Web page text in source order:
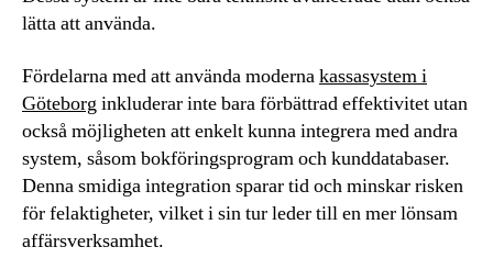
lätta att använda.
Fördelarna med att använda modernakassasystem i
Göteborg inkluderar inte bara förbättrad effektivitet utan
också möjligheten att enkelt kunna integrera med andra
system, såsom bokföringsprogram och kunddatabaser.
Denna smidiga integration sparar tid och minskar risken
för felaktigheter, vilket i sin tur leder till en mer lönsam
affärsverksamhet.